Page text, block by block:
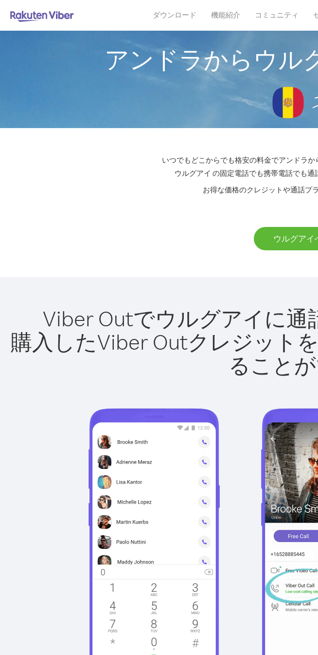
ダウンロード 機能紹介 コミュニティ
アンドラからウル
いつでもどこからでも格安の料金でアンドラ
ウルグアイ の固定電話でも携帯電話でも通
お得な価格のクレジットや通話プ
ウルグアイ
Viber Outでウルグアイに通
購入したViber Outクレジット
ること